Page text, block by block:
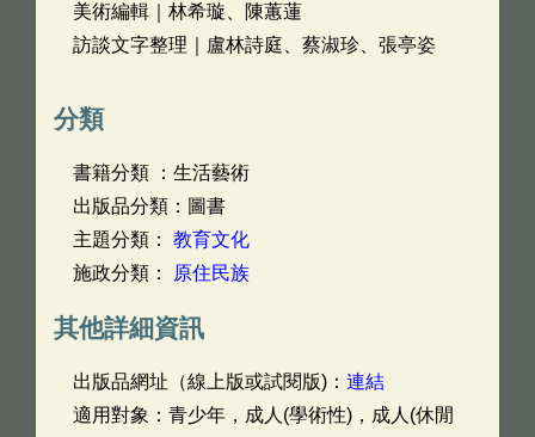
美術編輯｜林希璇、陳蕙蓮
訪談文字整理｜盧林詩庭、蔡淑珍、張亭姿
分類
書籍分類 ：生活藝術
出版品分類：圖書
主題分類： 教育文化
施政分類：
原住民族
其他詳細資訊
出版品網址（線上版或試閱版)： 連結
適用對象：青少年，成人(學術性)，成人(休閒